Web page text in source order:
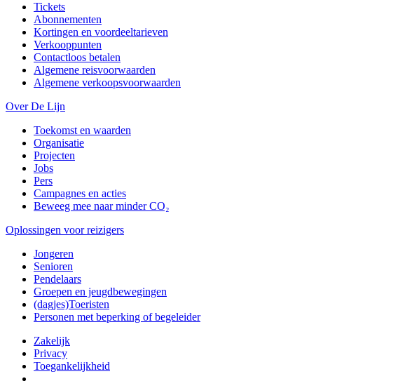
Tickets
Abonnementen
Kortingen en voordeeltarieven
Verkooppunten
Contactloos betalen
Algemene reisvoorwaarden
Algemene verkoopsvoorwaarden
Over De Lijn
Toekomst en waarden
Organisatie
Projecten
Jobs
Pers
Campagnes en acties
Beweeg mee naar minder CO₂
Oplossingen voor reizigers
Jongeren
Senioren
Pendelaars
Groepen en jeugdbewegingen
(dagjes)Toeristen
Personen met beperking of begeleider
Zakelijk
Privacy
Toegankelijkheid